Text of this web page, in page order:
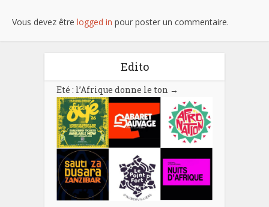
Vous devez être logged in pour poster un commentaire.
Edito
Eté : l’Afrique donne le ton →